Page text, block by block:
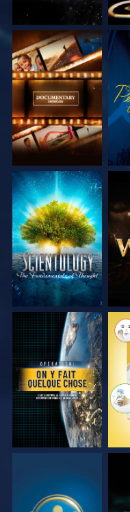
DÉCOUVRIR LES
SÉRIES
DÉCOUVRIR LES
SÉRIES
REGARDER
REGARDER